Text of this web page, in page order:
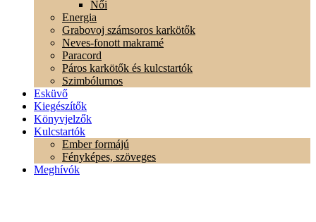
Női
Energia
Grabovoj számsoros karkötők
Neves-fonott makramé
Paracord
Páros karkötők és kulcstartók
Szimbólumos
Esküvő
Kiegészítők
Könyvjelzők
Kulcstartók
Ember formájú
Fényképes, szöveges
Meghívók